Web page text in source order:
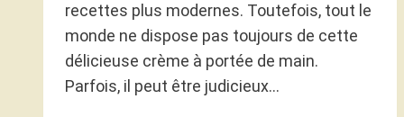
recettes plus modernes. Toutefois, tout le
monde ne dispose pas toujours de cette
délicieuse crème à portée de main.
Parfois, il peut être judicieux…